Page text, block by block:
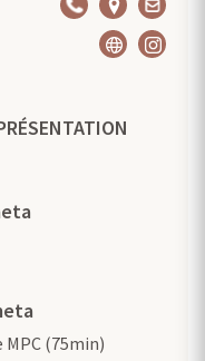
(75min)